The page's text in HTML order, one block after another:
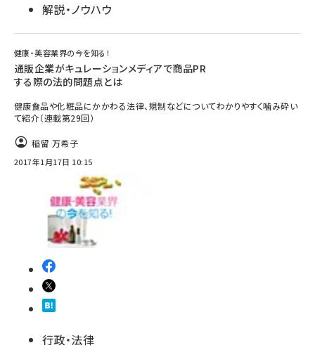
解説・ノウハウ
健康・美容業界の今を知る！
通販企業がキュレーションメディアで商品PR
する際の法的問題点とは
健康食品や化粧品にかかわる法律、規制などについてわかりやすく噛み砕い
て紹介（連載第29回）
稲留 万希子
2017年1月17日 10:15
行政・法律